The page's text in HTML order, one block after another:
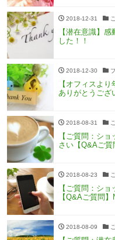
2018-12-31
【潜在意識】
した！！
2018-12-30
【オフィスよ
ありがとうござ
2018-08-31
【ご質問：シ
さい【Q&Aご質
2018-08-23
【ご質問：シ
【Q&Aご質問】
2018-08-09